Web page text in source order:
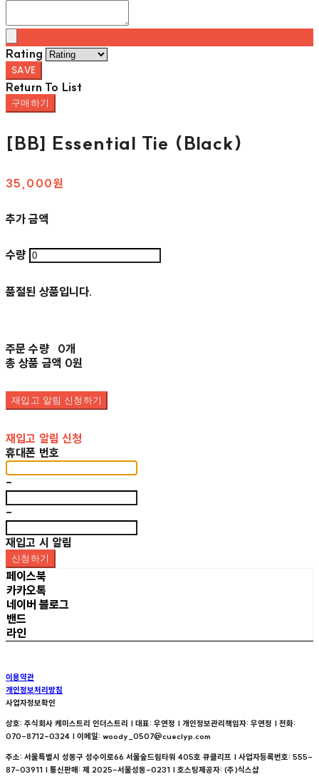
Rating
SAVE
Return To List
구매하기
[BB] Essential Tie (Black)
35,000원
추가 금액
수량
품절된 상품입니다.
주문 수량
0개
총 상품 금액 0원
재입고 알림 신청하기
재입고 알림 신청
휴대폰 번호
-
-
재입고 시 알림
신청하기
페이스북
카카오톡
네이버 블로그
밴드
라인
이용약관
개인정보처리방침
사업자정보확인
상호: 주식회사 케미스트리 인더스트리 | 대표: 우연정 | 개인정보관리책임자: 우연정 | 전화:
070-8712-0324 | 이메일: woody_0507@cueclyp.com
주소: 서울특별시 성동구 성수이로66 서울숲드림타워 405호 큐클리프 | 사업자등록번호: 555-
87-03911 | 통신판매: 제 2025-서울성동-0231 | 호스팅제공자: (주)식스샵